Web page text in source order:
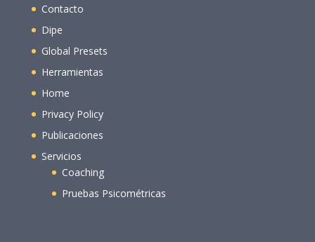
Contacto
Dipe
Global Presets
Herramientas
Home
Privacy Policy
Publicaciones
Servicios
Coaching
Pruebas Psicométricas